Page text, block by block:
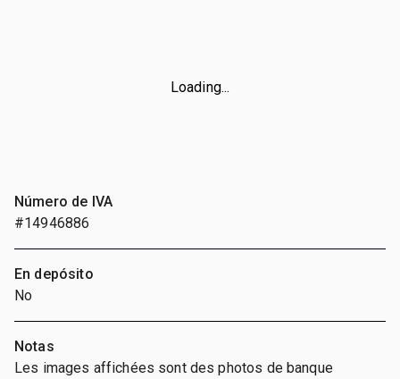
Loading...
Número de IVA
#14946886
En depósito
No
Notas
Les images affichées sont des photos de banque